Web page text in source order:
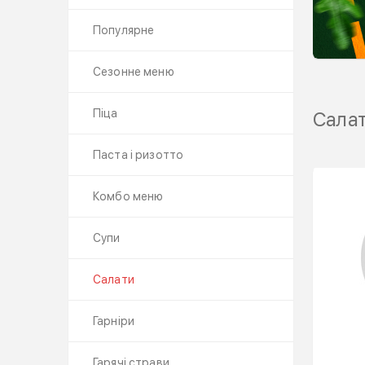
Популярне
Сезонне меню
Піца
Паста і ризотто
Комбо меню
Супи
Салати
Гарніри